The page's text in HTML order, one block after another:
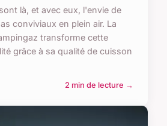
là, et avec eux, l'envie de
conviviaux en plein air. La
transforme cette
grâce à sa qualité de cuisson
2 min de lecture →